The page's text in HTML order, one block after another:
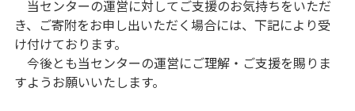
当センターの運営に対してご支援のお気持ちをいただ
き、ご寄附をお申し出いただく場合には、下記により受
け付けております。
今後とも当センターの運営にご理解・ご支援を賜りま
すようお願いいたします。